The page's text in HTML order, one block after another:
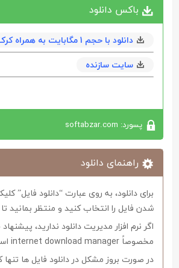
باکس دانلود
دانلود با حجم 1 مگابايت به همراه کرک
سایت سازنده
پسورد: softabzar.com
راهنمای دانلود
برای دانلود، به روی عبارت “دانلود
شدن فایل را انتخاب کنید و منتظر بمانید
اگر نرم افزار مدیریت دانلود ندارید،
مخصوصاً internet download manager استفاده کنید.
در صورت بروز مشکل در دانلود فایل ها